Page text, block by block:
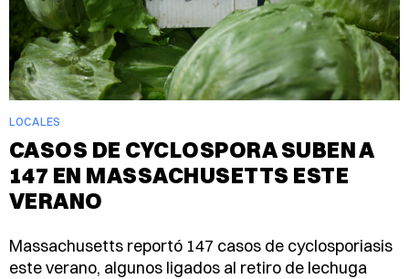
LOCALES
CASOS DE CYCLOSPORA SUBEN A
147 EN MASSACHUSETTS ESTE
VERANO
Massachusetts reportó 147 casos de cyclosporiasis
este verano, algunos ligados al retiro de lechuga